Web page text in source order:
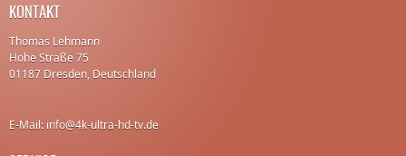
KONTAKT
Thomas Lehmann
Hohe Straße 75
01187 Dresden, Deutschland
E-Mail: info@4k-ultra-hd-tv.de